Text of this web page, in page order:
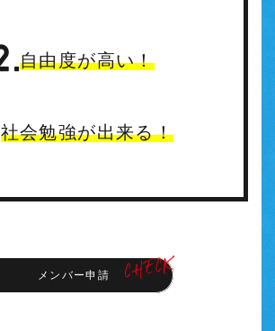
自由度が高い！
社会勉強が出来る！
メンバー申請